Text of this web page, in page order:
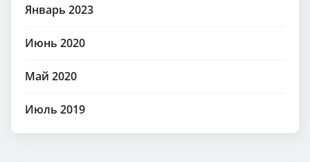
Январь 2023
Июнь 2020
Май 2020
Июль 2019